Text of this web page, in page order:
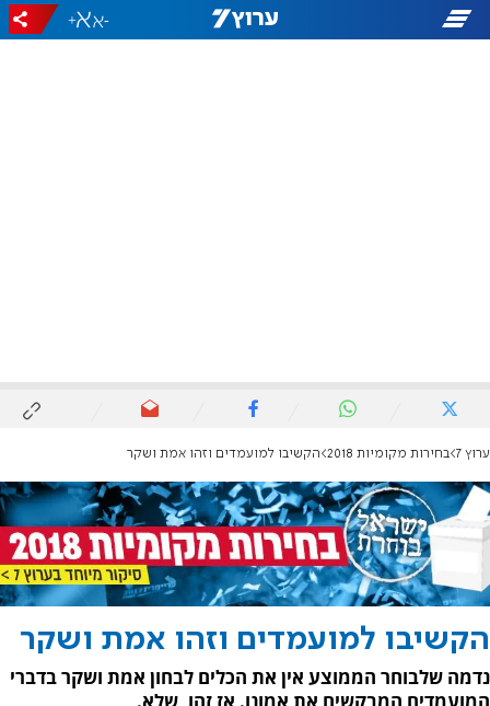
-
+
ערוץ 7 בחירות מקומיות 2018 הקשיבו למועמדים וזהו אמת ושקר
הקשיבו למועמדים וזהו אמת ושקר
נדמה שלבוחר הממוצע אין את הכלים לבחון אמת ושקר בדברי